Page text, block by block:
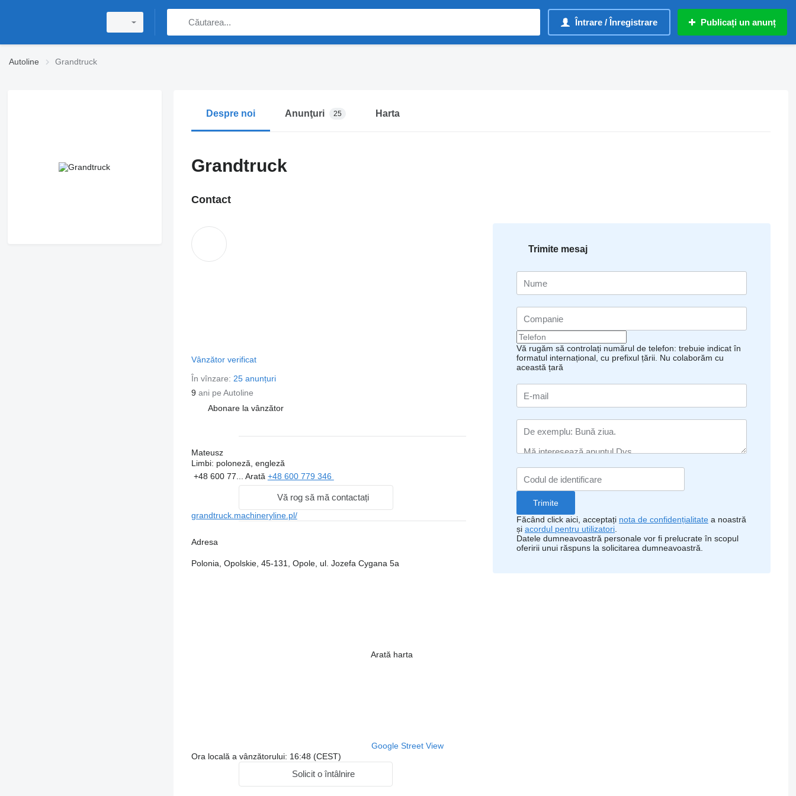
Întrare / Înregistrare Publicați un anunț
Autoline Grandtruck
Despre noi Anunţuri 25 Harta
Grandtruck
Contact
Vânzător verificat
În vînzare: 25 anunțuri
9ani pe Autoline
Abonare la vânzător
Mateusz
Limbi: poloneză, engleză
+48 600 77... Arată +48 600 779 346
Vă rog să mă contactați
grandtruck.machineryline.pl/
Adresa
Polonia, Opolskie, 45-131, Opole, ul. Jozefa Cygana 5a
Arată harta
Google Street View
Ora locală a vânzătorului: 16:48 (CEST)
Solicit o întâlnire
Trimite mesaj
Vă rugăm să controlați numărul de telefon: trebuie indicat în
formatul internațional, cu prefixul țării. Nu colaborăm cu
această țară
Făcând click aici, acceptați nota de confidențialitate a noastră
și acordul pentru utilizatori
Datele dumneavoastră personale vor fi prelucrate în scopul
oferirii unui răspuns la solicitarea dumneavoastră.